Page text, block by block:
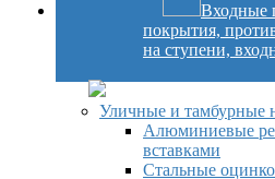
Входные
покрытия,
на ступени,
Уличные и тамбурные
Алюминиевые
вставками
Стальные